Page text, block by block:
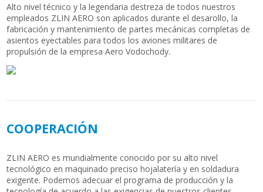
Alto nivel técnico y la legendaria destreza de todos nuestros
empleados ZLIN AERO son aplicados durante el desarollo, la
fabricación y mantenimiento de partes mecánicas completas de
asientos eyectables para todos los aviones militares de
propulsión de la empresa Aero Vodochody.
COOPERACIÓN
ZLIN AERO es mundialmente conocido por su alto nivel
tecnológico en maquinado preciso hojalatería y en soldadura
exigente. Podemos adecuar el programa de producción y la